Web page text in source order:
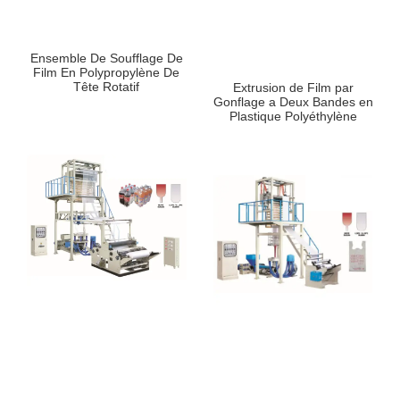
Ensemble De Soufflage De
Film En Polypropylène De
Tête Rotatif
Extrusion de Film par
Gonflage a Deux Bandes en
Plastique Polyéthylène